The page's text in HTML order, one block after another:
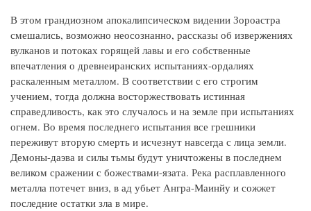
В этом грандиозном апокалипсическом видении Зороастра
смешались, возможно неосознанно, рассказы об извержениях
вулканов и потоках горящей лавы и его собственные
впечатления о древнеиранских испытаниях-ордалиях
раскаленным металлом. В соответствии с его строгим
учением, тогда должна восторжествовать истинная
справедливость, как это случалось и на земле при испытаниях
огнем. Во время последнего испытания все грешники
переживут вторую смерть и исчезнут навсегда с лица земли.
Демоны-даэва и силы тьмы будут уничтожены в последнем
великом сражении с божествами-язата. Река расплавленного
металла потечет вниз, в ад убьет Ангра-Маинйу и сожжет
последние остатки зла в мире.